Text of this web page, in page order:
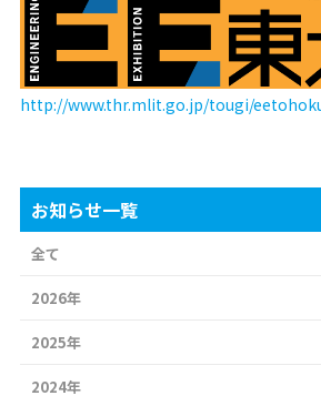
http://www.thr.mlit.go.jp/tougi/
お知らせ一覧
全て
2026年
2025年
2024年